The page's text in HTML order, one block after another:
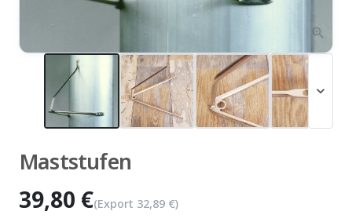
expand_more
zoom_in
Maststufen
39,80 €(Export 32,89 €)